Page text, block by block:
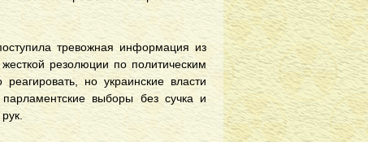
тревожная информация из
резолюции по политическим
но украинские власти
выборы без сучка и